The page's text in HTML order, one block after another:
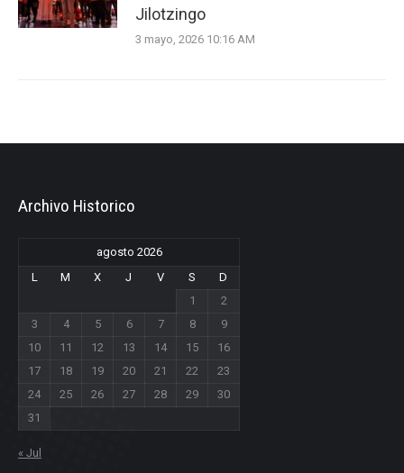
Jilotzingo
3 mayo, 2026 10:16 AM
Archivo Historico
agosto 2026
L
M X J V S
D
1
2
3
4 5 6 7 8
9
10
11 12 13 14 15
16
17
18 19 20 21 22
23
24
25 26 27 28 29
30
31
« Jul